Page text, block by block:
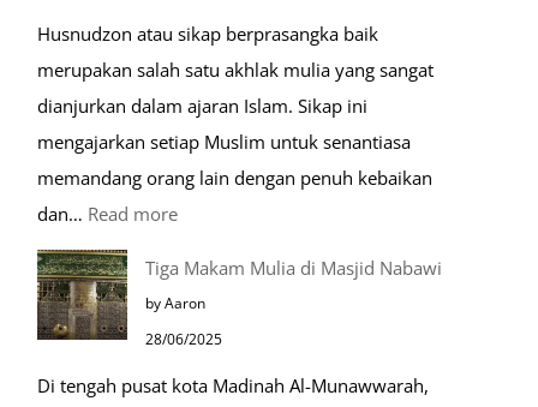
Husnudzon atau sikap berprasangka baik
merupakan salah satu akhlak mulia yang sangat
dianjurkan dalam ajaran Islam. Sikap ini
mengajarkan setiap Muslim untuk senantiasa
memandang orang lain dengan penuh kebaikan
dan… Read more:
Sehari-
Tiga Makam Mulia di Masjid Nabawi
by Aaron
28/06/2025
Di tengah pusat kota Madinah Al-Munawwarah,